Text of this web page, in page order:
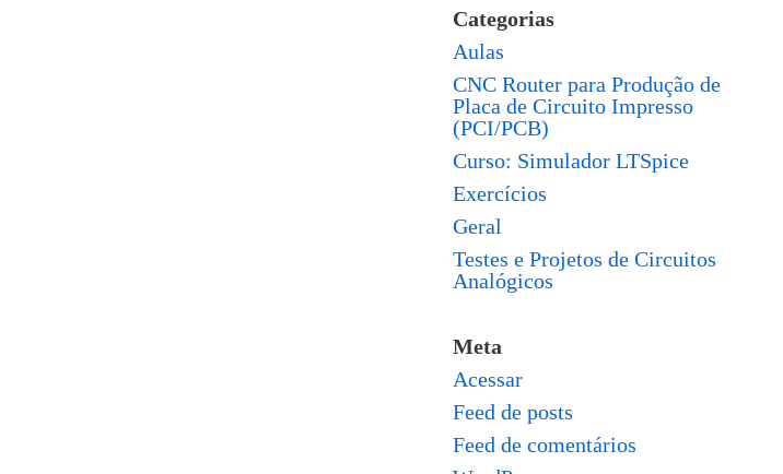
Categorias
Aulas
CNC Router para Produção de
Placa de Circuito Impresso
(PCI/PCB)
Curso: Simulador LTSpice
Exercícios
Geral
Testes e Projetos de Circuitos
Analógicos
Meta
Acessar
Feed de posts
Feed de comentários